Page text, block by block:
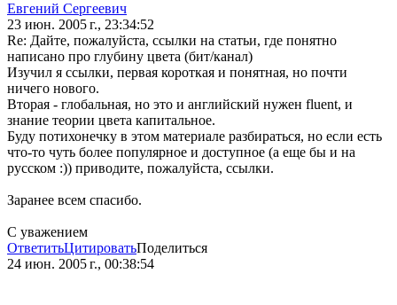
Евгений Сергеевич
23 июн. 2005 г., 23:34:52
Re: Дайте, пожалуйста, ссылки на статьи, где понятно
написано про глубину цвета (бит/канал)
Изучил я ссылки, первая короткая и понятная, но почти
ничего нового.
Вторая - глобальная, но это и английский нужен fluent, и
знание теории цвета капитальное.
Буду потихонечку в этом материале разбираться, но если есть
что-то чуть более популярное и доступное (а еще бы и на
русском :)) приводите, пожалуйста, ссылки.
Заранее всем спасибо.
С уважением
ОтветитьЦитироватьПоделиться
24 июн. 2005 г., 00:38:54